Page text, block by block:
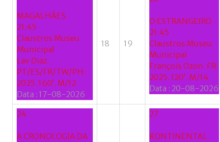
MAGALHÃES
21:45
Claustros Museu
Municipal
Lav Diaz.
PT/ES/FR/TW/PH:
2025. 160’. M/12
Data : 17-08-2026
18 19
O ESTRANGEIRO
21:45
Claustros Museu
Municipal
François Ozon. FR:
2025. 120’. M/14
Data : 20-08-2026
24
A CRONOLOGIA DA
27
KONTINENTAL